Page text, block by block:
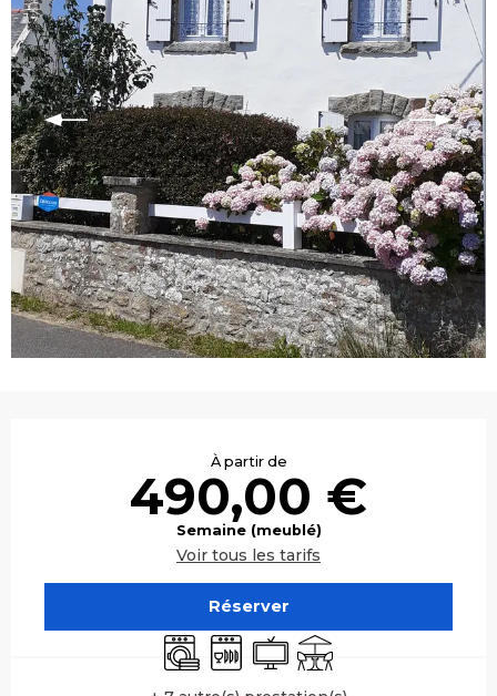
À partir de
490,00 €
Semaine (meublé)
Voir tous les tarifs
Réserver
Lave lingeLave vaisselle
Télévision
Terrasse